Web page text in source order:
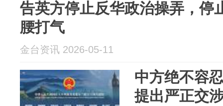
告英方停止反华政治操弄，停
腰打气
金台资讯 2026-05-11
中方绝不容
提出严正交